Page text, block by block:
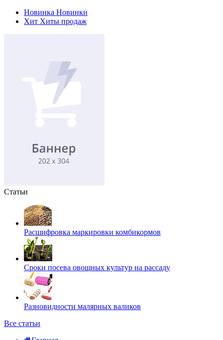
Новинка Новинки
Хит Хиты продаж
Статьи
Расшифровка маркировки комбикормов
Сроки посева овощных культур на рассаду
Разновидности малярных валиков
Все статьи